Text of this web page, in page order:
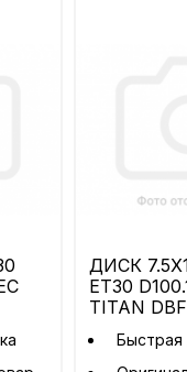
ДИСК
ET30
TITAN
Быстрая